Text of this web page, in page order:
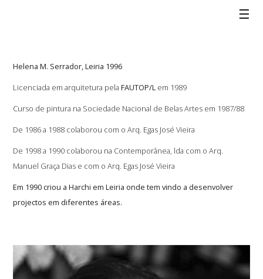
☰
Helena M. Serrador, Leiria 1996
Licenciada em arquitetura pelaFAUTOP/L em 1989
Curso de pintura na Sociedade Nacional de Belas Artes em 1987/88
De 1986 a 1988 colaborou com o Arq. Egas José Vieira
De 1998 a 1990 colaborou na Contemporânea, lda com o Arq.
Manuel Graça Dias e com o Arq. Egas José Vieira
Em 1990 criou a Harchi em Leiria onde tem vindo a desenvolver
projectos em diferentes áreas.